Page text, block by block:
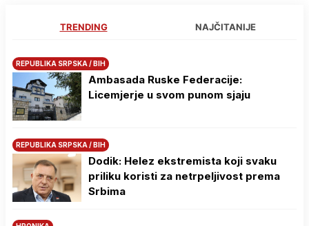
TRENDING NAJČITANIJE
REPUBLIKA SRPSKA / BIH
Ambasada Ruske Federacije:
Licemjerje u svom punom sjaju
REPUBLIKA SRPSKA / BIH
Dodik: Helez ekstremista koji svaku
priliku koristi za netrpeljivost prema
Srbima